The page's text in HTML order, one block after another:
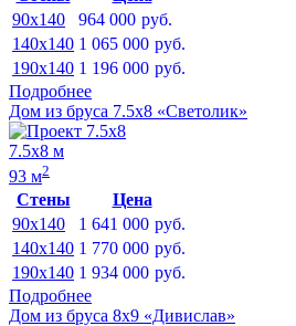
90x140
964 000 руб.
140x140 1 065 000 руб.
190x140 1 196 000 руб.
Подробнее
Дом из бруса 7.5х8 «Светолик»
7.5х8 м
93 м2
Стены
Цена
90x140
1 641 000 руб.
140x140 1 770 000 руб.
190x140 1 934 000 руб.
Подробнее
Дом из бруса 8х9 «Дивислав»